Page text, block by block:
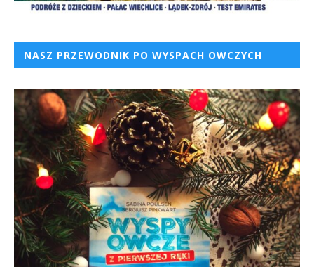
NASZ PRZEWODNIK PO WYSPACH OWCZYCH